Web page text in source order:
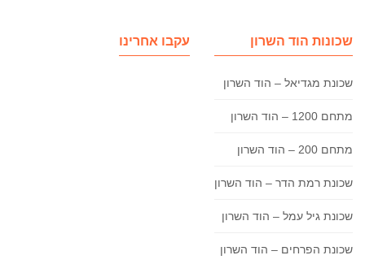
שכונות הוד השרון
שכונת מגדיאל – הוד השרון
מתחם 1200 – הוד השרון
מתחם 200 – הוד השרון
שכונת רמת הדר – הוד השרון
שכונת גיל עמל – הוד השרון
שכונת הפרחים – הוד השרון
עקבו אחרינו